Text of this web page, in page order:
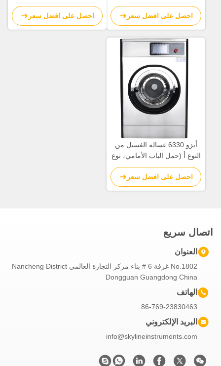
احصل على افضل سعر
الواقية
احصل على افضل سعر
أيزو 6330 غسالة الغسيل من
النوع أ (حمل الباب الأمامي، نوع
طبل أفقي)
احصل على افضل سعر
اتصال سريع
العنوان
No.1802 غرفة 6 # بناء مركز التجارة العالمي Nancheng District
Dongguan Guangdong China
الهاتف
86-769-23830463
البريد الإلكتروني
info@skylineinstruments.com